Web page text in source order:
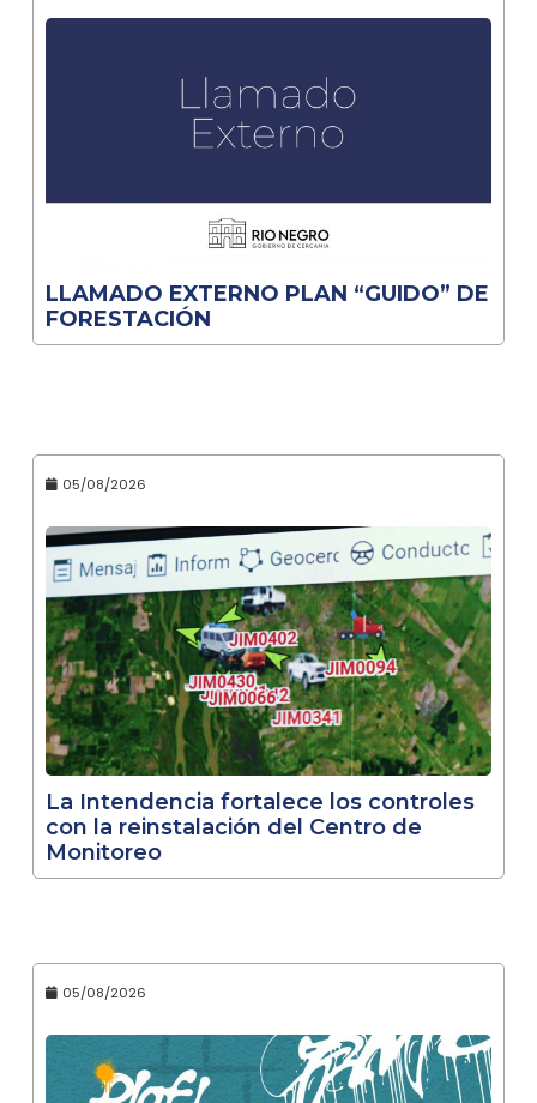
LLAMADO EXTERNO PLAN “GUIDO” DE
FORESTACIÓN
05/08/2026
La Intendencia fortalece los controles
con la reinstalación del Centro de
Monitoreo
05/08/2026